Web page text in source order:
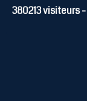
380213visiteurs -